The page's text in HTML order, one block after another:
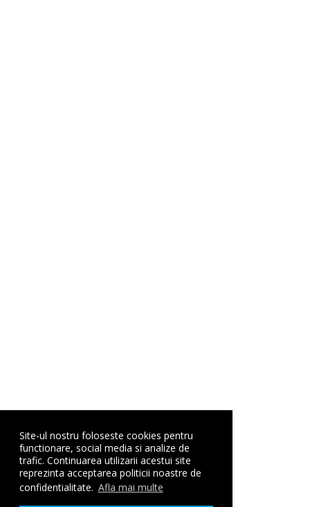
Site-ul nostru foloseste cookies pentru
functionare, social media si analize de
trafic. Continuarea utilizarii acestui site
reprezinta acceptarea politicii noastre de
confidentialitate. Afla mai multe